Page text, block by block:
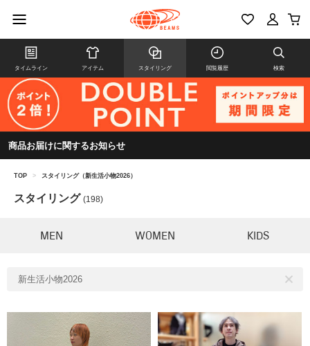
タイムライン アイテム スタイリング 閲覧履歴 検索
商品お届けに関するお知らせ
TOP > スタイリング（新生活小物2026）
スタイリング (198)
MEN WOMEN KIDS
新生活小物2026